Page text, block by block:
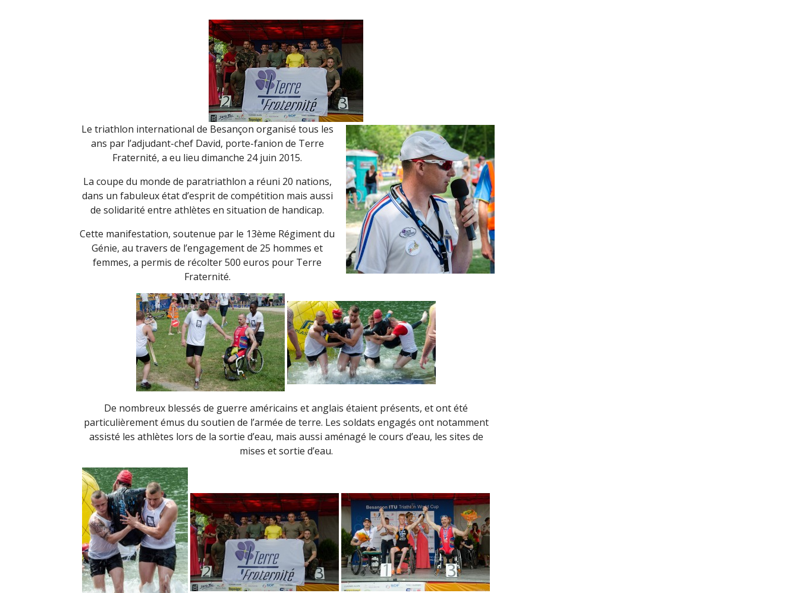
Le triathlon international de Besançon organisé tous les
ans par l’adjudant-chef David, porte-fanion de Terre
Fraternité, a eu lieu dimanche 24 juin 2015.
La coupe du monde de paratriathlon a réuni 20 nations,
dans un fabuleux état d’esprit de compétition mais aussi
de solidarité entre athlètes en situation de handicap.
Cette manifestation, soutenue par le 13ème Régiment du
Génie, au travers de l’engagement de 25 hommes et
femmes, a permis de récolter 500 euros pour Terre
Fraternité.
De nombreux blessés de guerre américains et anglais étaient présents, et ont été
particulièrement émus du soutien de l’armée de terre. Les soldats engagés ont notamment
assisté les athlètes lors de la sortie d’eau, mais aussi aménagé le cours d’eau, les sites de
mises et sortie d’eau.